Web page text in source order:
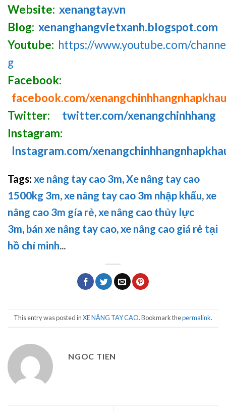
Website: xenangtay.vn
Blog: xenanghangvietxanh.blogspot.com
Youtube: https://www.youtube.com/
g
Facebook:
facebook.com/xenangchinhhangnhapkhau
Twitter:
twitter.com/xenangchinhhang
Instagram:
Instagram.com/
Tags: xe nâng tay cao 3m,Xe nâng tay cao
1500kg 3m,xe nâng tay cao 3m nhập khẩu,xe
nâng cao 3m gía rẻ,xe nâng cao thủy lực
3m, bán xe nâng tay cao,xe nâng cao giá rẻ tại
hồ chí minh...
This entry was posted inXE NÂNG TAY CAO. Bookmark thepermalink.
NGOC TIEN